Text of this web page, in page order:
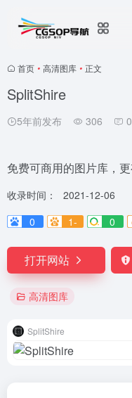
首页 • 高清图库 • 正文
SplitShire
5年前发布 306 0
免费可商用的图片库，
收录时间：
2021-12-06
0
1- 0
打开网站
高清图库
SplitShire